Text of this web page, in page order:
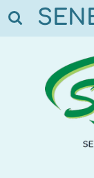
Ga
hoofdinhoud
LID